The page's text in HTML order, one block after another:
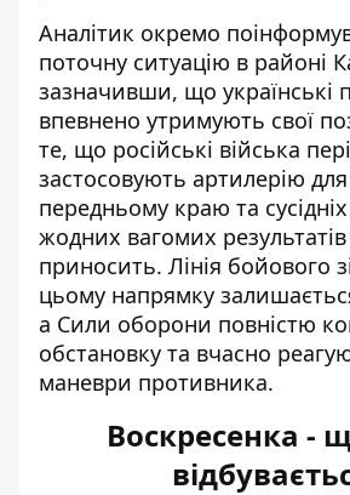
Аналітик окремо
поточну ситуацію в районі
зазначивши, що українські
впевнено утримують свої
те, що російські війська
застосовують артилерію для
передньому краю та
жодних вагомих
приносить. Лінія бойового
цьому напрямку
а Сили оборони повністю
обстановку та вчасно
маневри противника.
Воскресенка -